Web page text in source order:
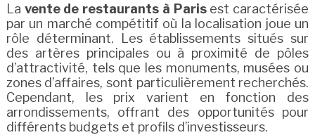
La vente de restaurants à Parisest caractérisée
par un marché compétitif où la localisation joue un
rôle déterminant. Les établissements situés sur
des artères principales ou à proximité de pôles
d’attractivité, tels que les monuments, musées ou
zones d’affaires, sont particulièrement recherchés.
Cependant, les prix varient en fonction des
arrondissements, offrant des opportunités pour
différents budgets et profils d’investisseurs.